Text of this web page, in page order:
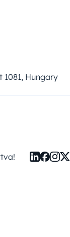
Hungary